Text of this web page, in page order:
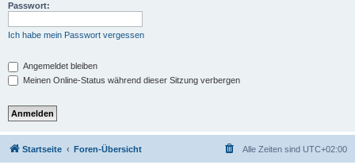
Passwort:
Ich habe mein Passwort vergessen
Angemeldet bleiben
Meinen Online-Status während dieser Sitzung verbergen
Startseite Foren-Übersicht Alle Zeiten sind UTC+02:00